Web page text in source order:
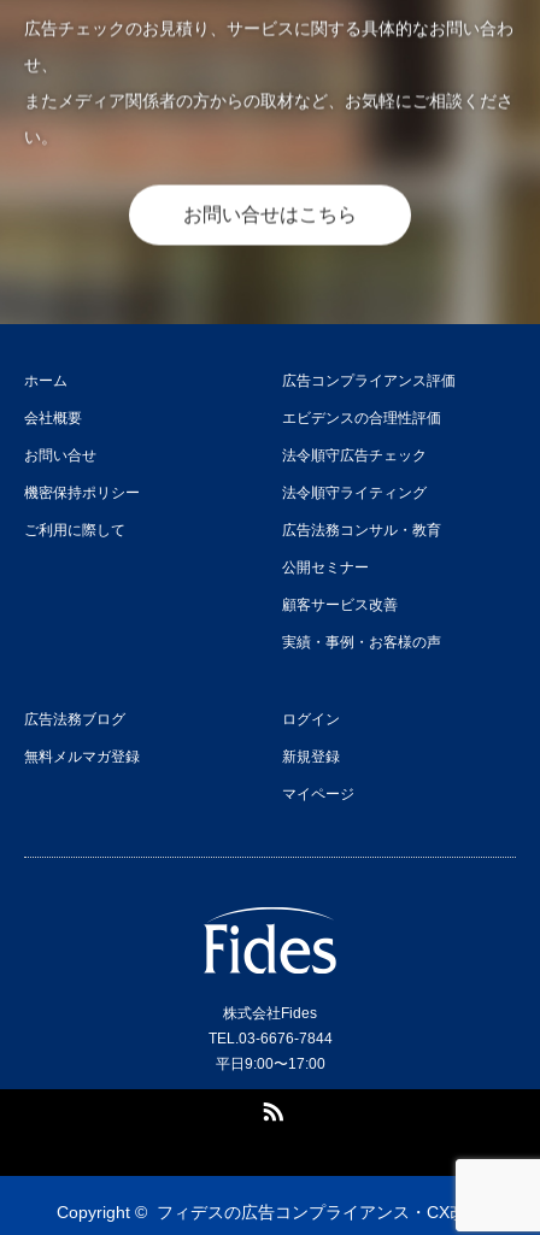
広告チェックのお見積り、サービスに関する具体的なお問い合わ
せ、
またメディア関係者の方からの取材など、お気軽にご相談くださ
い。
お問い合せはこちら
ホーム
会社概要
お問い合せ
機密保持ポリシー
ご利用に際して
広告コンプライアンス評価
エビデンスの合理性評価
法令順守広告チェック
法令順守ライティング
広告法務コンサル・教育
公開セミナー
顧客サービス改善
実績・事例・お客様の声
広告法務ブログ
無料メルマガ登録
ログイン
新規登録
マイページ
株式会社Fides
TEL.03-6676-7844
平日9:00〜17:00
Copyright © フィデスの広告コンプライアンス・CX改善